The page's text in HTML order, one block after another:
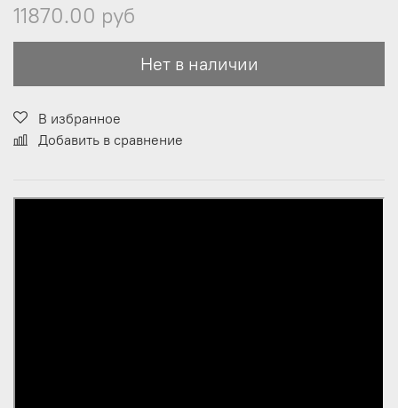
11870.00 руб
Нет в наличии
В избранное
Добавить в сравнение